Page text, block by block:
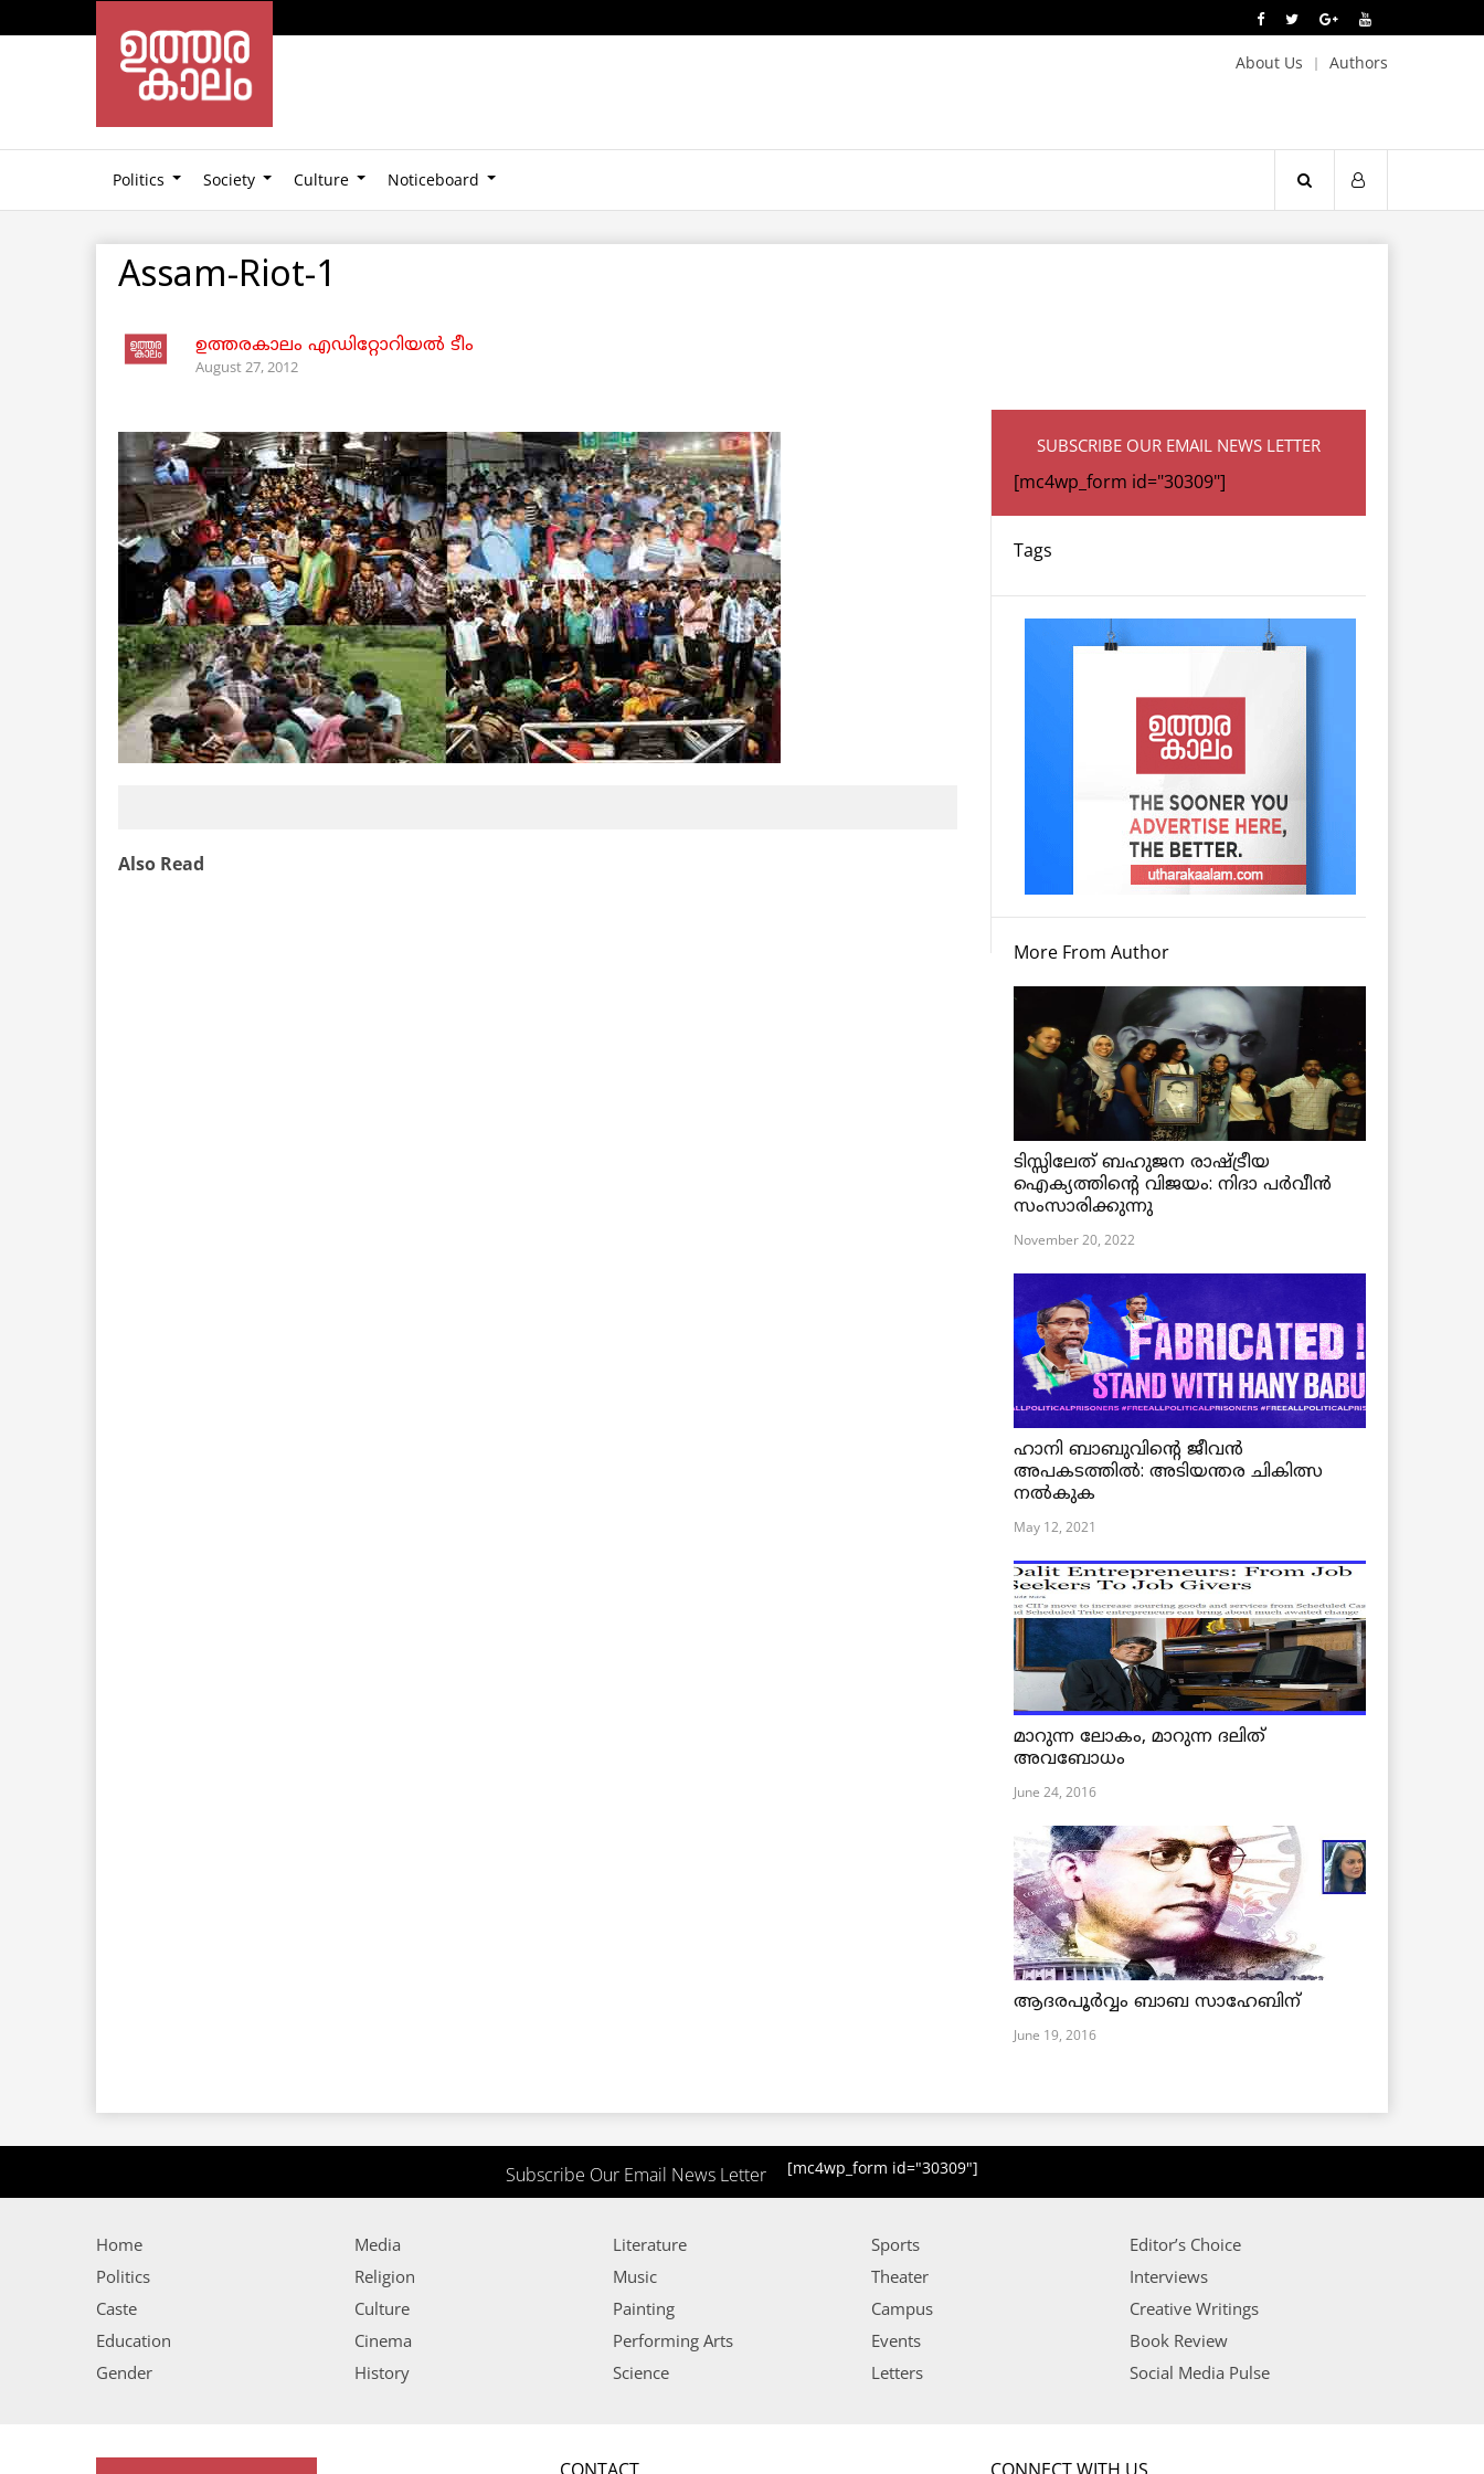
About Us Authors
Politics Society Culture Noticeboard
Assam-Riot-1
ഉത്തരകാലം എഡിറ്റോറിയല്‍ ടീം
August 27, 2012
Also Read
SUBSCRIBE OUR EMAIL NEWS LETTER
[mc4wp_form id="30309"]
Tags
More From Author
ടിസ്സിലേത് ബഹുജന രാഷ്ട്രീയ
ഐക്യത്തിന്റെ വിജയം: നിദാ പർവീൻ
സംസാരിക്കുന്നു
November 20, 2022
ഹാനി ബാബുവിന്റെ ജീവൻ
അപകടത്തിൽ: അടിയന്തര ചികിത്സ
നൽകുക
May 12, 2021
മാറുന്ന ലോകം, മാറുന്ന ദലിത്
അവബോധം
June 24, 2016
ആദരപൂര്‍വ്വം ബാബ സാഹേബിന്
June 19, 2016
Subscribe Our Email News Letter [mc4wp_form id="30309"]
Home
Politics
Caste
Education
Gender
Media
Religion
Culture
Cinema
History
Literature
Music
Painting
Performing Arts
Science
Sports
Theater
Campus
Events
Letters
Editor’s Choice
Interviews
Creative Writings
Book Review
Social Media Pulse